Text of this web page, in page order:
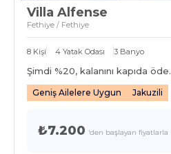
Villa Alfense
Fethiye / Fethiye
8 Kişi 4 Yatak Odası 3 Banyo
Şimdi %20, kalanını kapıda öde.
Geniş Ailelere Uygun Jakuzili
₺7.200 'den başlayan fiyatlarla